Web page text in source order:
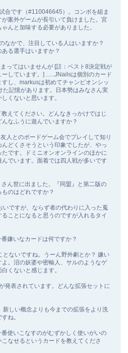
合です（#110046645）。コンボを組ま
案外ゲームが長引いて負けました。宮
んと加味する必要がありました。
なかで、注目している人はいますか？
る選手はいますか？
ってはいませんが [註：ベスト8決定戦が
しています。] ......JNailsは個別のカード
し、markusは初めてチャンピオンシッ
た記憶があります。日本勢はみなさん実
くないと思います。
えてください。どんなきっかけではじ
なふうに遊んでいますか？
人とのボードゲーム会でプレイして知り
どくさそうという印象でしたが、やっ
です。ドミニオンオンラインのほかに
でいます。面着では四人戦が多いです
ん世に出ました。『同盟』と第二版の
のはどれですか？
いですが、ならず者の代わりに入った蒐
ことになると思うのですが入れるタイ
嫌いなカードは何ですか？
とないですね。うーん野外劇とか？ 嫌い
。沼の妖婆や密輸人、サルのようなゲ
くないと感じます。
発表されています。どんな拡張セットに
新しい概念よりも今までの拡張をより洗
ね。
使いこなすのがむずかしく使いがいの
なせるというカードを教えてくださ